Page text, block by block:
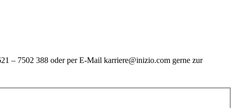
– 7502 388 oder per E-Mail karriere@inizio.com gerne zur